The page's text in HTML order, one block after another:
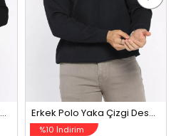
Erkek Polo Yaka Çizgi Desenli Yarım Fermuarlı Triko Kazak Siyah Erkek Polo Yaka Çizgi Desenli Yarım Fermuarlı Triko Kazak Lacivert
%10 İndirim